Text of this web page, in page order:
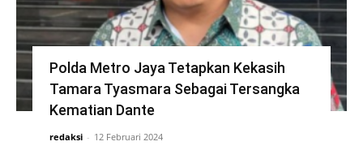
Polda Metro Jaya Tetapkan Kekasih
Tamara Tyasmara Sebagai Tersangka
Kematian Dante
redaksi - 12 Februari 2024